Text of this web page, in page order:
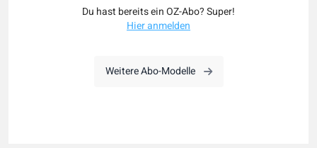
Du hast bereits ein OZ-Abo? Super!
Hier anmelden
Weitere Abo-Modelle